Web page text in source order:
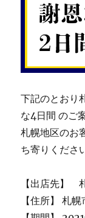
下記のとおり
な4日間 のご
札幌地区のお
ち寄りくださ
【出店先】
【住所】 札